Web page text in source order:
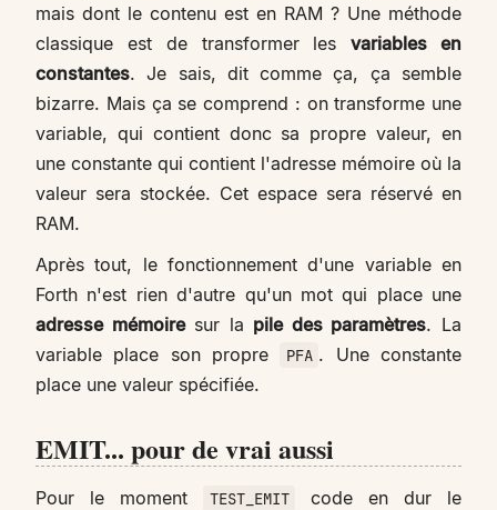
mais dont le contenu est en RAM ? Une méthode
classique est de transformer lesvariables en
constantes. Je sais, dit comme ça, ça semble
bizarre. Mais ça se comprend : on transforme une
variable, qui contient donc sa propre valeur, en
une constante qui contient l'adresse mémoire où la
valeur sera stockée. Cet espace sera réservé en
RAM.
Après tout, le fonctionnement d'une variable en
Forth n'est rien d'autre qu'un mot qui place une
adresse mémoiresur la pile des paramètres. La
variable place son propre
PFA . Une constante
place une valeur spécifiée.
EMIT... pour de vrai aussi
Pour le moment TEST_EMIT
code en dur le